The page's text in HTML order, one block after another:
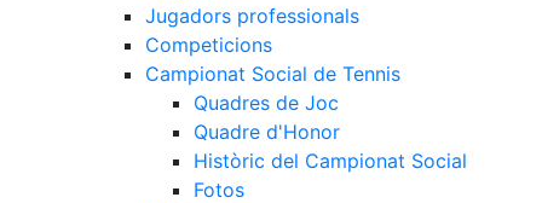
Jugadors professionals
Competicions
Campionat Social de Tennis
Quadres de Joc
Quadre d'Honor
Històric del Campionat Social
Fotos